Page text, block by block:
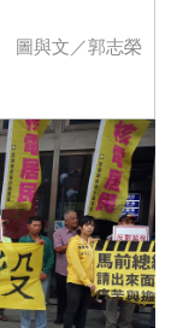
圖與文／郭志榮